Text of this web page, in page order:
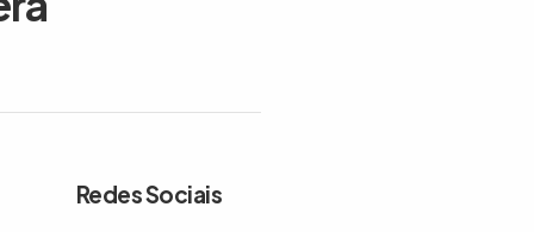
Redes Sociais